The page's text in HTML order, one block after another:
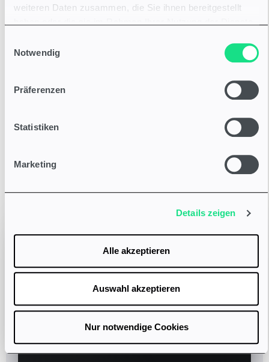
weiteren Daten zusammen, die Sie ihnen bereitgestellt
Notwendig
Präferenzen
Statistiken
Marketing
Details zeigen
Alle akzeptieren
Auswahl akzeptieren
Nur notwendige Cookies
Wissenauszahlt. Je
mehr du verdienst, desto
weniger zahlst du
Transaktionsgebühren. Je mehr du über die Plattform
verdienst, desto kleiner wird deine Transaktionsgebühr